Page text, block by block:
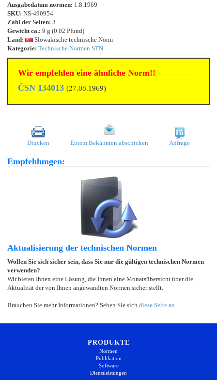
Ausgabedatum normen: 1.8.1969
SKU: NS-490954
Zahl der Seiten: 3
Gewicht ca.: 9 g (0.02 Pfund)
Land:
Slowakische technische Norm
Kategorie: Technische Normen STN
Wir empfehlen eine ähnliche Norm!!
ČSN 134013 (27.08.1969)
Drucken Einem Bekannten abschicken Anfrage
Empfehlungen:
Aktualisierung der technischen Normen
Wollen Sie sich sicher sein, dass Sie nur die gültigen technischen Normen
verwenden?
Wir bieten Ihnen eine Lösung, die Ihnen eine Monatsübersicht über die
Aktualität der von Ihnen angewandten Normen sicher stellt.
Brauchen Sie mehr Informationen? Sehen Sie sich diese Seite an
PRODUKTE
Normen
Publikation
Software
Dienstleistungen